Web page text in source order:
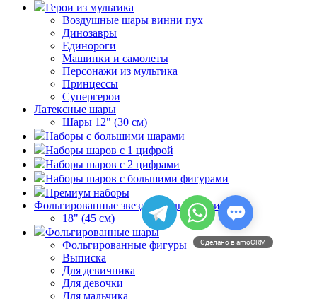
Герои из мультика
Воздушные шары винни пух
Динозавры
Единороги
Машинки и самолеты
Персонажи из мультика
Принцессы
Супергерои
Латексные шары
Шары 12" (30 см)
Наборы с большими шарами
Наборы шаров с 1 цифрой
Наборы шаров с 2 цифрами
Наборы шаров с большими фигурами
Премиум наборы
Фольгированные звезды/сердца/круги
18" (45 см)
Фольгированные шары
Фольгированные фигуры
Выписка
Для девичника
Для девочки
Для мальчика
Сделано в amoCRM